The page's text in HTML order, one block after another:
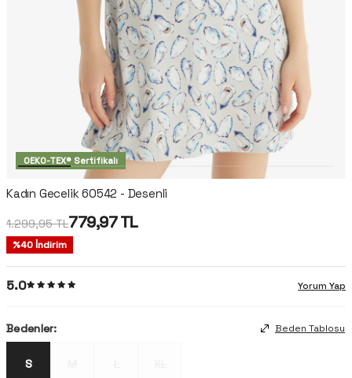
OEKO-TEX® Sertifikalı
Kadın Gecelik 60542 - Desenli
1.299,95TL779,97TL
%40İndirim
5.0 Yorum Yap
Bedenler: Beden Tablosu
S